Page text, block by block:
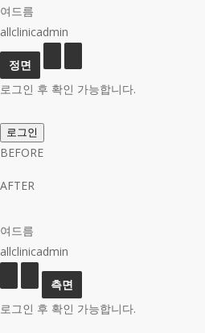
여드름
allclinicadmin
로그인 후 확인 가능합니다.
로그인
BEFORE
AFTER
여드름
allclinicadmin
로그인 후 확인 가능합니다.